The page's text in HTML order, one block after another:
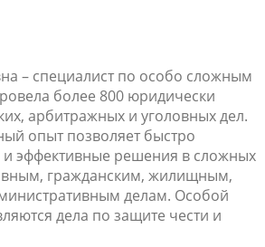
– специалист по особо сложным
более 800 юридически
арбитражных и уголовных дел.
опыт позволяет быстро
эффективные решения в сложных
гражданским, жилищным,
делам. Особой
дела по защите чести и